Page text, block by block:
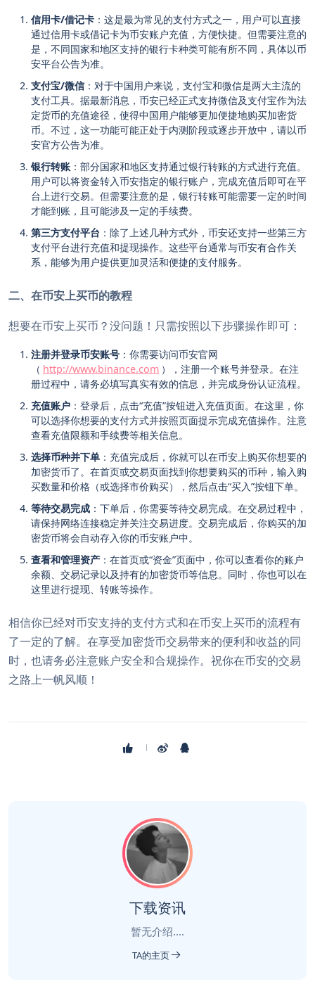
信用卡/借记卡 ：这是最为常见的支付方式之一，用户可以直接
通过信用卡或借记卡为币安账户充值，方便快捷。但需要注意的
是，不同国家和地区支持的银行卡种类可能有所不同，具体以币
安平台公告为准。
支付宝/微信：对于中国用户来说，支付宝和微信是两大主流的
支付工具。据最新消息，币安已经正式支持微信及支付宝作为法
定货币的充值途径，使得中国用户能够更加便捷地购买加密货
币。不过，这一功能可能正处于内测阶段或逐步开放中，请以币
安官方公告为准。
银行转账 ：部分国家和地区支持通过银行转账的方式进行充值。
用户可以将资金转入币安指定的银行账户，完成充值后即可在平
台上进行交易。但需要注意的是，银行转账可能需要一定的时间
才能到账，且可能涉及一定的手续费。
第三方支付平台 ：除了上述几种方式外，币安还支持一些第三方
支付平台进行充值和提现操作。这些平台通常与币安有合作关
系，能够为用户提供更加灵活和便捷的支付服务。
二、在币安上买币的教程
想要在币安上买币？没问题！只需按照以下步骤操作即可：
注册并登录币安账号 ：你需要访问币安官网
（ http://www.binance.com ），注册一个账号并登录。在注
册过程中，请务必填写真实有效的信息，并完成身份认证流程。
充值账户 ：登录后，点击“充值”按钮进入充值页面。在这里，你
可以选择你想要的支付方式并按照页面提示完成充值操作。注意
查看充值限额和手续费等相关信息。
选择币种并下单 ：充值完成后，你就可以在币安上购买你想要的
加密货币了。在首页或交易页面找到你想要购买的币种，输入购
买数量和价格（或选择市价购买），然后点击“买入”按钮下单。
等待交易完成 ：下单后，你需要等待交易完成。在交易过程中，
请保持网络连接稳定并关注交易进度。交易完成后，你购买的加
密货币将会自动存入你的币安账户中。
查看和管理资产 ：在首页或“资金”页面中，你可以查看你的账户
余额、交易记录以及持有的加密货币等信息。同时，你也可以在
这里进行提现、转账等操作。
相信你已经对币安支持的支付方式和在币安上买币的流程有
了一定的了解。在享受加密货币交易带来的便利和收益的同
时，也请务必注意账户安全和合规操作。祝你在币安的交易
之路上一帆风顺！
下载资讯
暂无介绍....
TA的主页